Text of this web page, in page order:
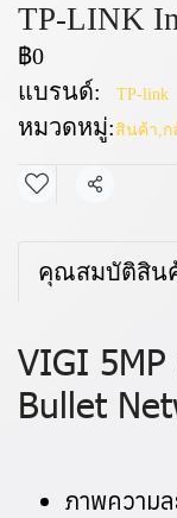
TP-LINK
฿0
แบรนด์:
TP-link
หมวดหมู่: สินค้า,ก
แชร์
คุณสมบัติสิน
VIGI
Bullet
ภาพความล